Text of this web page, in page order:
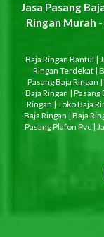
Jasa Pasang
Ringan Murah
Baja Ringan Bantul |
Ringan Terdekat |
Pasang Baja Ringan |
Baja Ringan | Pasang
Ringan | Toko Baja
Baja Ringan | Baja
Pasang Plafon Pvc |